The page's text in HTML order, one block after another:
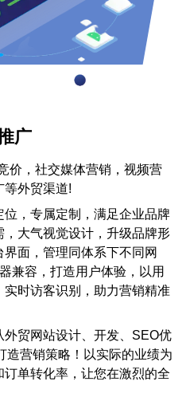
广
价，社交媒体营销，视频营
等外贸渠道!
，专属定制，满足企业品牌
大气视觉设计，升级品牌形
面，管理同体系下不同网
兼容，打造用户体验，以用
时访客识别，助力营销精准
贸网站设计、开发、SEO优
造营销策略！以实际的业绩为
单转化率，让您在激烈的全